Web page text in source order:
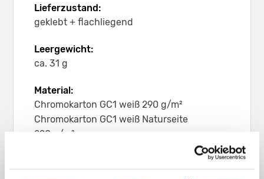
Lieferzustand:
geklebt + flachliegend
Leergewicht:
ca. 31 g
Material:
Chromokarton GC1 weiß 290 g/m²
Chromokarton GC1 weiß Naturseite
290 g/m²